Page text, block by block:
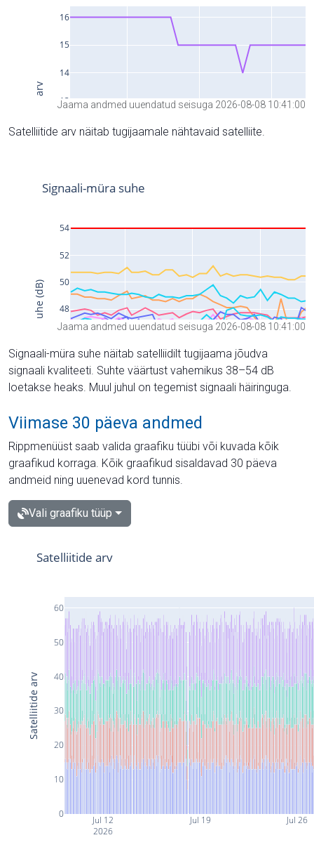
Jaama andmed uuendatud seisuga 2026-08-08 10:41:00
Satelliitide arv näitab tugijaamale nähtavaid satelliite.
Jaama andmed uuendatud seisuga 2026-08-08 10:41:00
Signaali-müra suhe näitab satelliidilt tugijaama jõudva
signaali kvaliteeti. Suhte väärtust vahemikus 38–54 dB
loetakse heaks. Muul juhul on tegemist signaali häiringuga.
Viimase 30 päeva andmed
Rippmenüüst saab valida graafiku tüübi või kuvada kõik
graafikud korraga. Kõik graafikud sisaldavad 30 päeva
andmeid ning uuenevad kord tunnis.
Vali graafiku tüüp
Jul 12
2026
Jul 19 Jul 26
0
10
20
30
40
50
60
Satelliitide arv
Satelliitide arv